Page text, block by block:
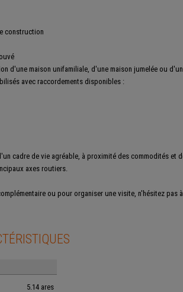
construction
d'une maison unifamiliale, d'une maison jumelée ou
avec raccordements disponibles :
cadre de vie agréable, à proximité des commodités et
axes routiers.
ou pour organiser une visite, n'hésitez pas
5.14 ares